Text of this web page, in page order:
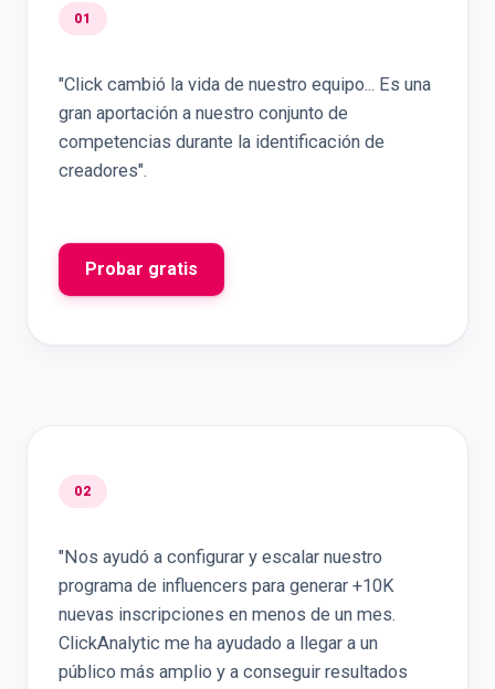
01
"Click cambió la vida de nuestro equipo... Es una
gran aportación a nuestro conjunto de
competencias durante la identificación de
creadores".
Probar gratis
02
"Nos ayudó a configurar y escalar nuestro
programa de influencers para generar +10K
nuevas inscripciones en menos de un mes.
ClickAnalytic me ha ayudado a llegar a un
público más amplio y a conseguir resultados